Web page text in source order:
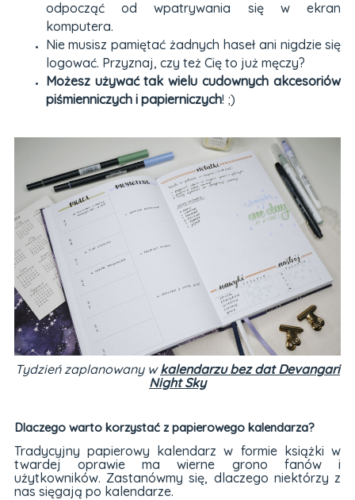
odpocząć od wpatrywania się w ekran
komputera.
Nie musisz pamiętać żadnych haseł ani nigdzie się
logować. Przyznaj, czy też Cię to już męczy?
Możesz używać tak wielu cudownych akcesoriów
piśmienniczych i papierniczych! ;)
Tydzień zaplanowany wkalendarzu bez dat Devangari
Night Sky
Dlaczego warto korzystać z papierowego kalendarza?
Tradycyjny papierowy kalendarz w formie książki w
twardej oprawie ma wierne grono fanów i
użytkowników. Zastanówmy się, dlaczego niektórzy z
nas sięgają po kalendarze.